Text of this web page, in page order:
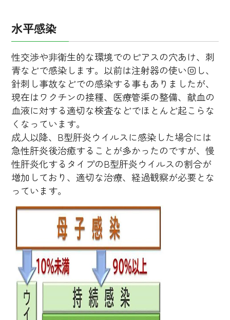
水平感染
性交渉や非衛生的な環境でのピアスの穴あけ、刺
青などで感染します。以前は注射器の使い回し、
針刺し事故などでの感染する事もありましたが、
現在はワクチンの接種、医療管渠の整備、献血の
血液に対する適切な検査などでほとんど起こらな
くなっています。
成人以降、B型肝炎ウイルスに感染した場合には
急性肝炎後治癒することが多かったのですが、慢
性肝炎化するタイプのB型肝炎ウイルスの割合が
増加しており、適切な治療、経過観察が必要とな
っています。